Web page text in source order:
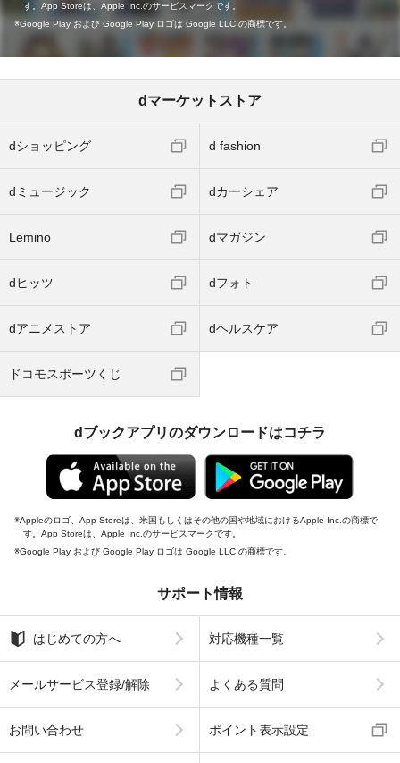
す。App Storeは、Apple Inc.のサービスマークです。
Google Play および Google Play ロゴは Google LLC の商標です。
dマーケットストア
dショッピング d fashion
dミュージック dカーシェア
Lemino dマガジン
dヒッツ dフォト
dアニメストア dヘルスケア
ドコモスポーツくじ
dブックアプリのダウンロードはコチラ
Appleのロゴ、App Storeは、米国もしくはその他の国や地域におけるApple Inc.の商標で
す。App Storeは、Apple Inc.のサービスマークです。
Google Play および Google Play ロゴは Google LLC の商標です。
サポート情報
はじめての方へ 対応機種一覧
メールサービス登録/解除 よくある質問
お問い合わせ ポイント表示設定